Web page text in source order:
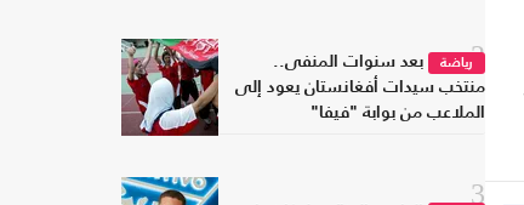
2رياضة
بعد سنوات المنفى..
منتخب سيدات أفغانستان يعود إلى
الملاعب من بوابة "فيفا"
3